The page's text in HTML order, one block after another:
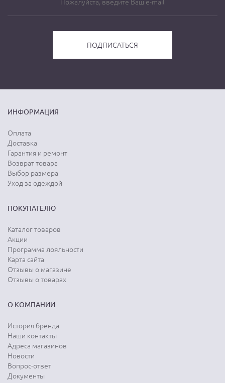
ИНФОРМАЦИЯ
Оплата
Доставка
Гарантия и ремонт
Возврат товара
Выбор размера
Уход за одеждой
ПОКУПАТЕЛЮ
Каталог товаров
Акции
Программа лояльности
Карта сайта
Отзывы о магазине
Отзывы о товарах
О КОМПАНИИ
История бренда
Наши контакты
Адреса магазинов
Новости
Вопрос-ответ
Документы